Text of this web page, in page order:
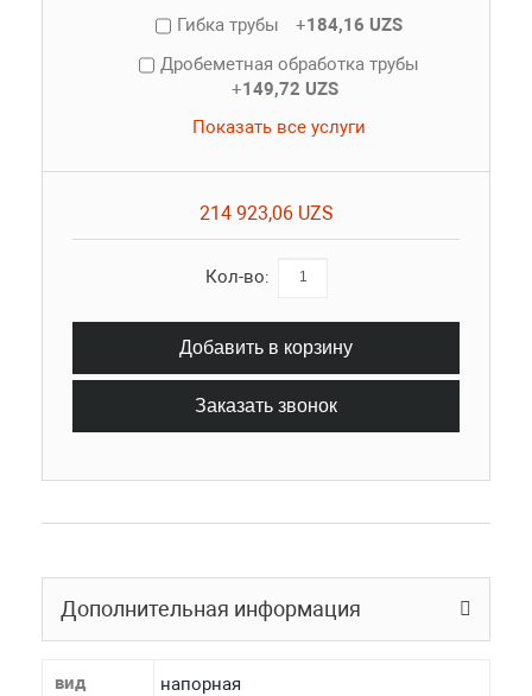
Гибка трубы
+184,16 UZS
Дробеметная обработка трубы
+149,72 UZS
Показать все услуги
214 923,06 UZS
Кол-во:
Добавить в корзину
Заказать звонок
Дополнительная информация
вид напорная